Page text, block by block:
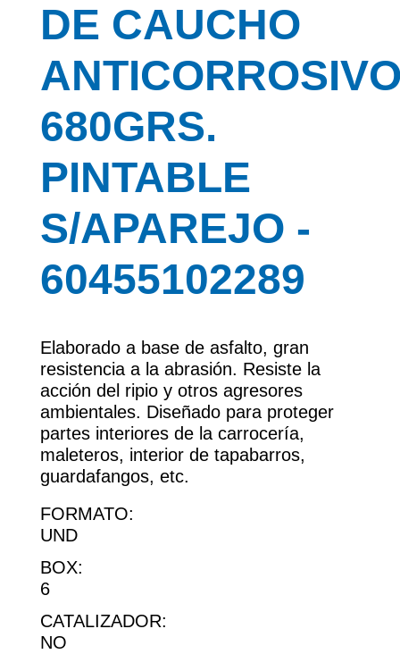
DE CAUCHO
680GRS.
PINTABLE
S/APAREJO -
60455102289
Elaborado a base de asfalto, gran
resistencia a la abrasión. Resiste la
acción del ripio y otros agresores
ambientales. Diseñado para proteger
partes interiores de la carrocería,
maleteros, interior de tapabarros,
guardafangos, etc.
FORMATO:
UND
BOX:
6
CATALIZADOR:
NO